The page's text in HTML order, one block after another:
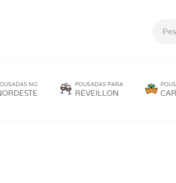
NO POUSADAS PARA
RÉVEILLON